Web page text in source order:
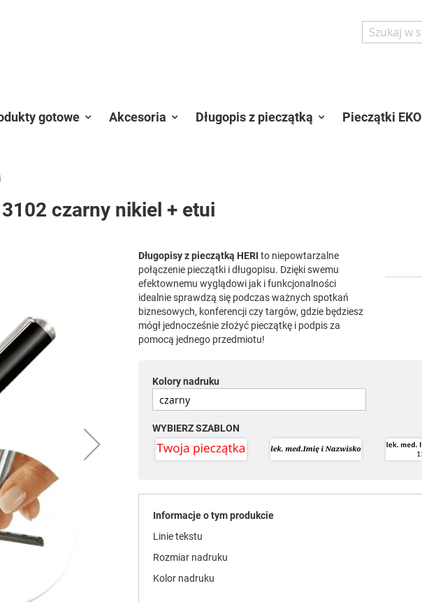
gotowe Akcesoria Długopis z pieczątką Pieczątki EKO
czarny nikiel + etui
Długopisy z pieczątką HERI to niepowtarzalne
połączenie pieczątki i długopisu. Dzięki swemu
efektownemu wyglądowi jak i funkcjonalności
idealnie sprawdzą się podczas ważnych spotkań
biznesowych, konferencji czy targów, gdzie będziesz
mógł jednocześnie złożyć pieczątkę i podpis za
pomocą jednego przedmiotu!
Kolory nadruku
WYBIERZ SZABLON
Informacje o tym produkcie
Linie tekstu
Rozmiar nadruku
Kolor nadruku